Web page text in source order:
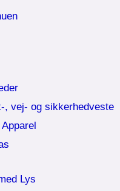
, vej- og sikkerhedveste
Lys